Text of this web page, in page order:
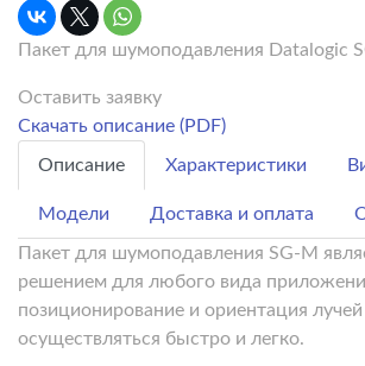
Пакет для шумоподавления Datalogic
Оставить заявку
Скачать описание (PDF)
Описание Характеристики
Модели Доставка и оплата
Пакет для шумоподавления SG-M
решением для любого вида
позиционирование и ориентация
осуществляться быстро и легко.